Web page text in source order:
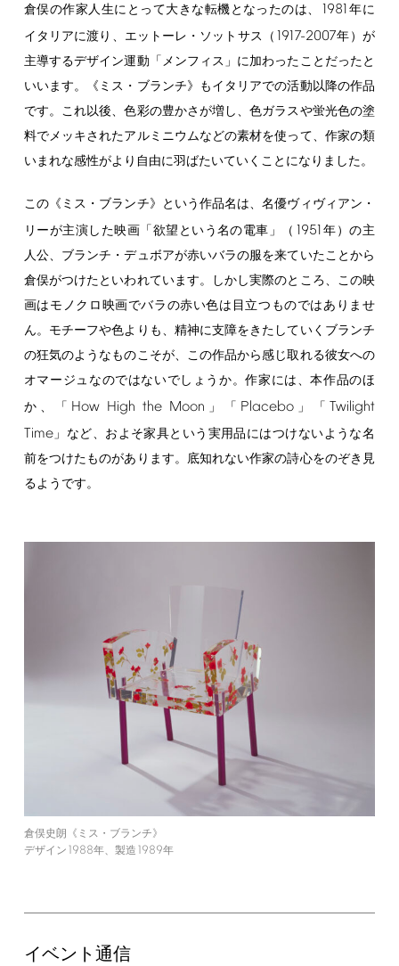
倉俣の作家人生にとって大きな転機となったのは、 1981年に
イタリアに渡り、エットーレ・ソットサス（ 1917-2007年）が
主導するデザイン運動「メンフィス」に加わったことだったと
いいます。《ミス・ブランチ》もイタリアでの活動以降の作品
です。これ以後、色彩の豊かさが増し、色ガラスや蛍光色の塗
料でメッキされたアルミニウムなどの素材を使って、作家の類
いまれな感性がより自由に羽ばたいていくことになりました。
この《ミス・ブランチ》という作品名は、名優ヴィヴィアン・
リーが主演した映画「欲望という名の電車」（ 1951年）の主
人公、ブランチ・デュボアが赤いバラの服を来ていたことから
倉俣がつけたといわれています。しかし実際のところ、この映
画はモノクロ映画でバラの赤い色は目立つものではありませ
ん。モチーフや色よりも、精神に支障をきたしていくブランチ
の狂気のようなものこそが、この作品から感じ取れる彼女への
オマージュなのではないでしょうか。作家には、本作品のほ
か、「 How High the Moon 」「 Placebo」「 Twilight
Time」など、およそ家具という実用品にはつけないような名
前をつけたものがあります。底知れない作家の詩心をのぞき見
るようです。
倉俣史朗《ミス・ブランチ》
デザイン 1988年、製造 1989年
イベント通信